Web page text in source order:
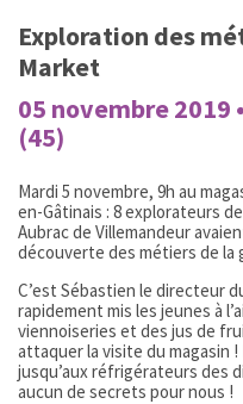
Exploration des
Market
05 novembre 2019
(45)
Mardi 5 novembre, 9h au
en-Gâtinais : 8 explorateurs
Aubrac de Villemandeur
découverte des métiers de la
C’est Sébastien le directeur
rapidement mis les jeunes à
viennoiseries et des jus de
attaquer la visite du magasin
jusqu’aux réfrigérateurs des
aucun de secrets pour nous !